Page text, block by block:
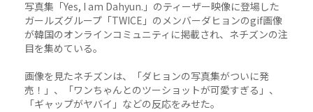
写真集「Yes, I am Dahyun.」のティーザー映像に登場した
ガールズグループ「TWICE」のメンバーダヒョンのgif画像
が韓国のオンラインコミュニティに掲載され、ネチズンの注
目を集めている。
画像を見たネチズンは、「ダヒョンの写真集がついに発
売！」、「ワンちゃんとのツーショットが可愛すぎる」、
「ギャップがヤバイ」などの反応をみせた。